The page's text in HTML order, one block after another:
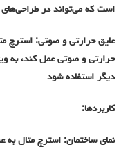
است که می‌تواند در طراحی‌های
عایق حرارتی و صوتی: استرچ
حرارتی و صوتی عمل کند، به
دیگر استفاده شود
کاربردها:
نمای ساختمان: استرچ متال